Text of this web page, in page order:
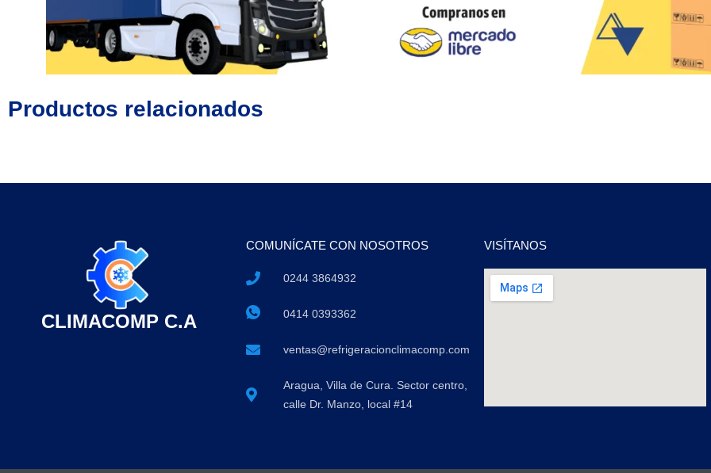
Productos relacionados
CLIMACOMP C.A
COMUNÍCATE CON NOSOTROS
0244 3864932
0414 0393362
ventas@refrigeracionclimacomp.com
Aragua, Villa de Cura. Sector centro,
calle Dr. Manzo, local #14
VISÍTANOS